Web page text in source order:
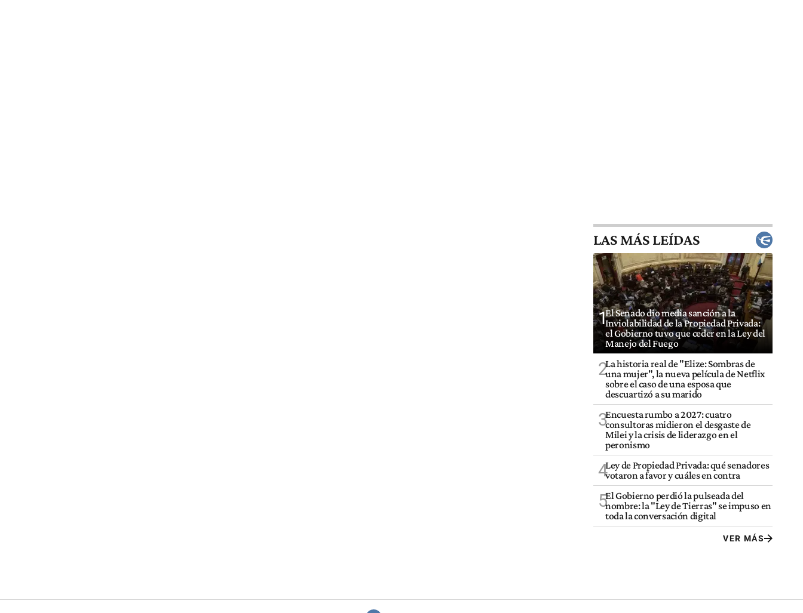
LAS MÁS LEÍDAS
1El Senado dio media sanción a la
Inviolabilidad de la Propiedad Privada:
el Gobierno tuvo que ceder en la Ley del
Manejo del Fuego
2La historia real de "Elize: Sombras de
una mujer", la nueva película de Netflix
sobre el caso de una esposa que
descuartizó a su marido
3Encuesta rumbo a 2027: cuatro
consultoras midieron el desgaste de
Milei y la crisis de liderazgo en el
peronismo
4Ley de Propiedad Privada: qué senadores
votaron a favor y cuáles en contra
5El Gobierno perdió la pulseada del
nombre: la "Ley de Tierras" se impuso en
toda la conversación digital
VER MÁS